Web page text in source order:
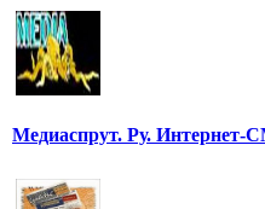
Медиаспрут. Ру.